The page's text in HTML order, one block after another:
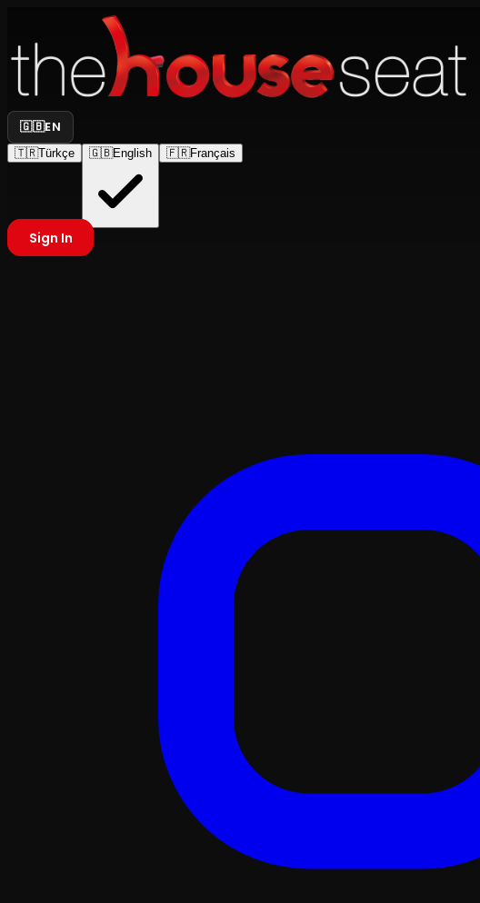
🇬🇧EN
🇹🇷Türkçe 🇬🇧English 🇫🇷Français
Sign In